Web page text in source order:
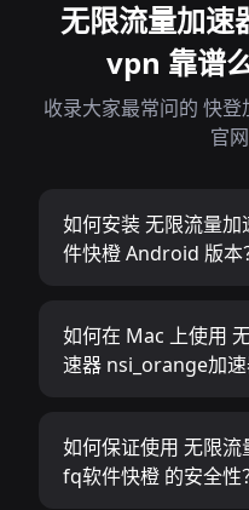
无限流量加速
vpn 靠谱
收录大家最常问的 快
官
如何安装 无限流量
件快橙 Android 版本
如何在 Mac 上使用
速器 nsi_orange加速
如何保证使用 无限
fq软件快橙 的安全性